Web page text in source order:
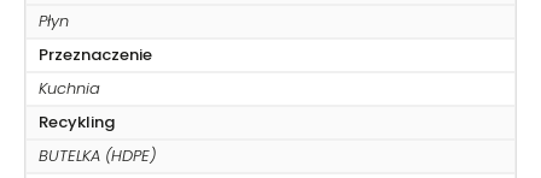
Płyn
Przeznaczenie
Kuchnia
Recykling
BUTELKA (HDPE)